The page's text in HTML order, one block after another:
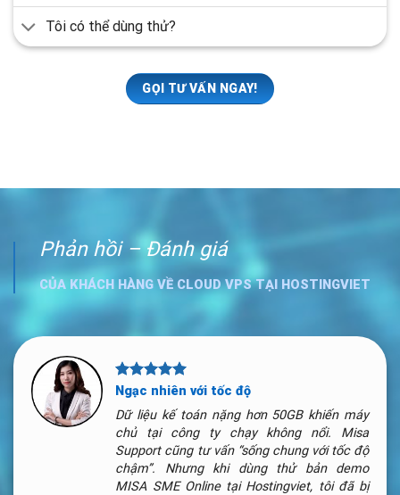
Tôi có thể dùng thử?
GỌI TƯ VẤN NGAY!
Phản hồi – Đánh giá
CỦA KHÁCH HÀNG VỀ CLOUD VPS TẠI HOSTINGVIET
Tăng hiệu suất làm việc
Thật tuyệt vời. Nhờ nâng cấp lên phần
mềm Misa SME Online tại Hostingviet mà
phòng kế toán tăng hiệu suất làm việc.
Trước đây cả phòng kế toán gần 30 người
hay “ngồi chơi” khi máy chủ Misa SME bị